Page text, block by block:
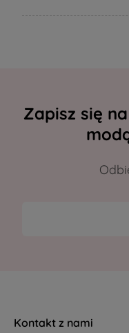
Zapisz się
Kontakt z nami